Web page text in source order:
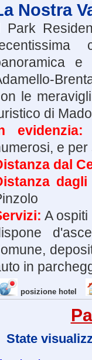
Nostra
Park
le
di
e per
dal
A
in
posizione hotel
State